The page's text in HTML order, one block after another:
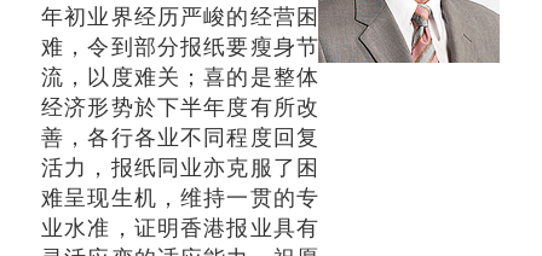
年初业界经历严峻的经营困
难，令到部分报纸要瘦身节
流，以度难关；喜的是整体
经济形势於下半年度有所改
善，各行各业不同程度回复
活力，报纸同业亦克服了困
难呈现生机，维持一贯的专
业水准，证明香港报业具有